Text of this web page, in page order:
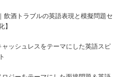
飲酒トラブルの英語表現と模擬問題セ
】
ャッシュレスをテーマにした英語スピ